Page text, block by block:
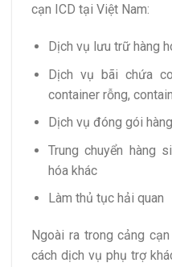
cạn ICD tại Việt Nam:
Dịch vụ lưu trữ hàng
Dịch vụ bãi chứa
container rỗng,
Dịch vụ đóng gói
Trung chuyển hàng
hóa khác
Làm thủ tục hải quan
Ngoài ra trong cảng
cách dịch vụ phụ trợ